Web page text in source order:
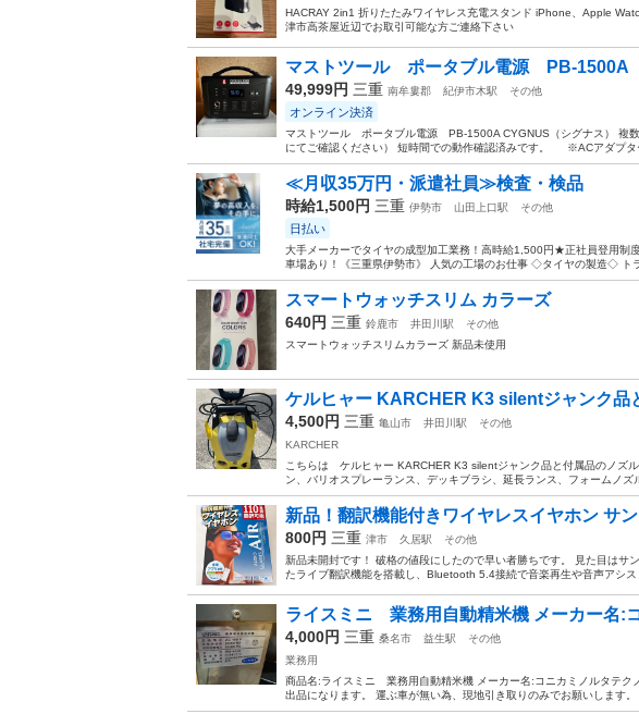
HACRAY 2in1 折りたたみワイヤレス充電スタンド iPhone、Apple
津市高茶屋近辺でお取引可能な方ご連絡下さい
マストツール ポータブル電源 PB-1500A
49,999円 三重 南牟婁郡 紀伊市木駅 その他
オンライン決済
マストツール ポータブル電源 PB-1500A CYGNUS（シグナス） 複
にてご確認ください） 短時間での動作確認済みです。 ※ACアダプタ
≪月収35万円・派遣社員≫検査・検品
時給1,500円 三重 伊勢市 山田上口駅 その他
日払い
大手メーカーでタイヤの成型加工業務！高時給1,500円★正社員登用制
車場あり！《三重県伊勢市》 人気の工場のお仕事 ◇タイヤの製造◇ ト
スマートウォッチスリム カラーズ
640円 三重 鈴鹿市 井田川駅
その他
スマートウォッチスリムカラーズ 新品未使用
ケルヒャー KARCHER K3 silentジャンク品
4,500円 三重 亀山市 井田川駅
その他
KARCHER
こちらは ケルヒャー KARCHER K3 silentジャンク品と付属品のノズ
ン、バリオスプレーランス、デッキブラシ、延長ランス、フォームノズ
新品！翻訳機能付きワイヤレスイヤホン サ
800円 三重 津市 久居駅
その他
新品未開封です！ 破格の値段にしたので早い者勝ちです。 見た目はサ
たライブ翻訳機能を搭載し、Bluetooth 5.4接続で音楽再生や音声アシス
ライスミニ 業務用自動精米機 メーカー名:
4,000円 三重 桑名市 益生駅
その他
業務用
商品名:ライスミニ 業務用自動精米機 メーカー名:コニカミノルタテク
出品になります。 運ぶ車が無い為、現地引き取りのみでお願いします